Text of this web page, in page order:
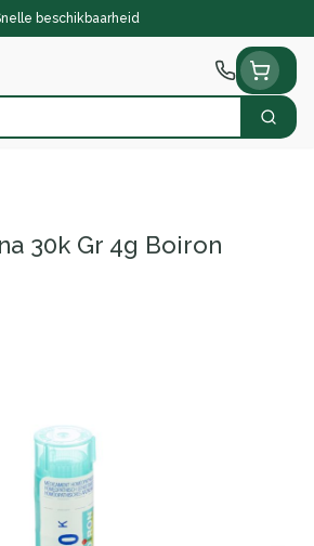
beschikbaarheid
Zoek
30k Gr 4g Boiron